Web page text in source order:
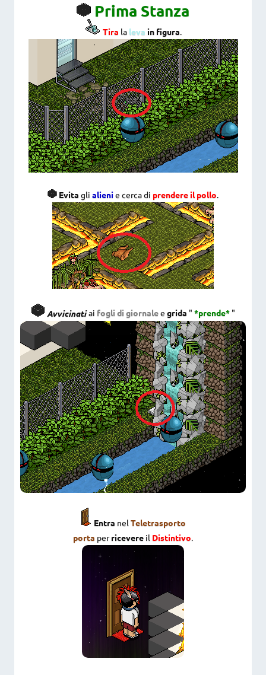
Prima Stanza
Tira la leva in figura.
Evita gli alienie cerca di prendere il pollo.
Avvicinati ai fogli di giornalee grida " *prende*"
Entra nel Teletrasporto
porta perricevere il Distintivo.